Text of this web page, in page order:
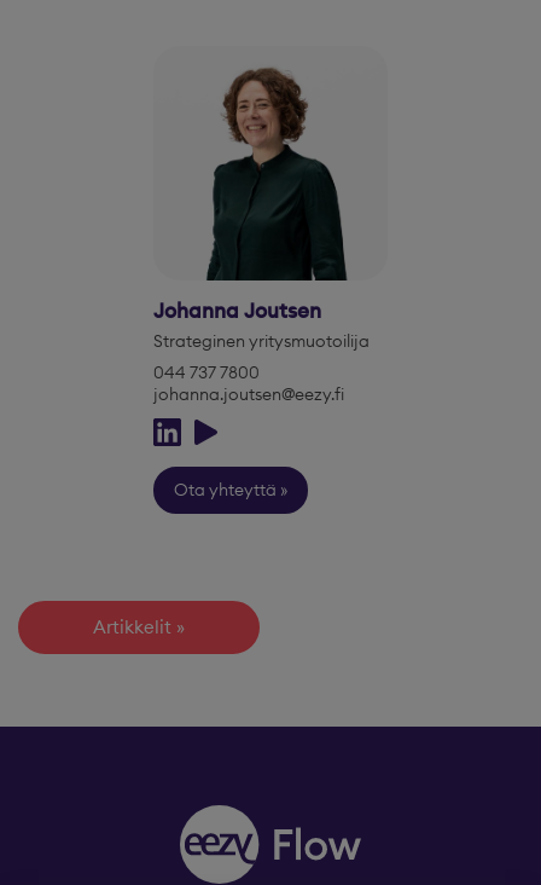
Johanna Joutsen
Strateginen yritysmuotoilija
044 737 7800
johanna.joutsen@eezy.fi
Ota yhteyttä
Artikkelit